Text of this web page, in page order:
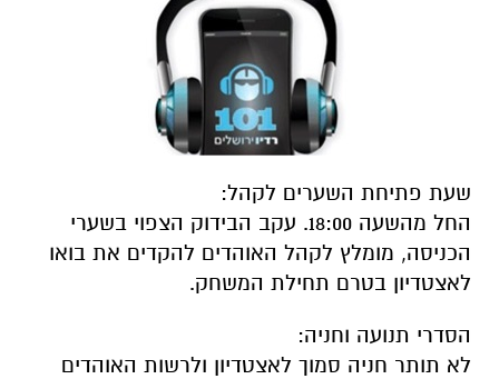
שעת פתיחת השערים לקהל:
החל מהשעה 18:00. עקב הבידוק הצפוי בשערי
הכניסה, מומלץ לקהל האוהדים להקדים את בואו
לאצטדיון בטרם תחילת המשחק.
הסדרי תנועה וחניה:
לא תותר חניה סמוך לאצטדיון ולרשות האוהדים